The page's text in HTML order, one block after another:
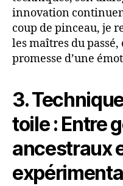
innovation
coup de pinceau, je
les maîtres du
promesse d’une
3.
toile : Entre
ancestraux